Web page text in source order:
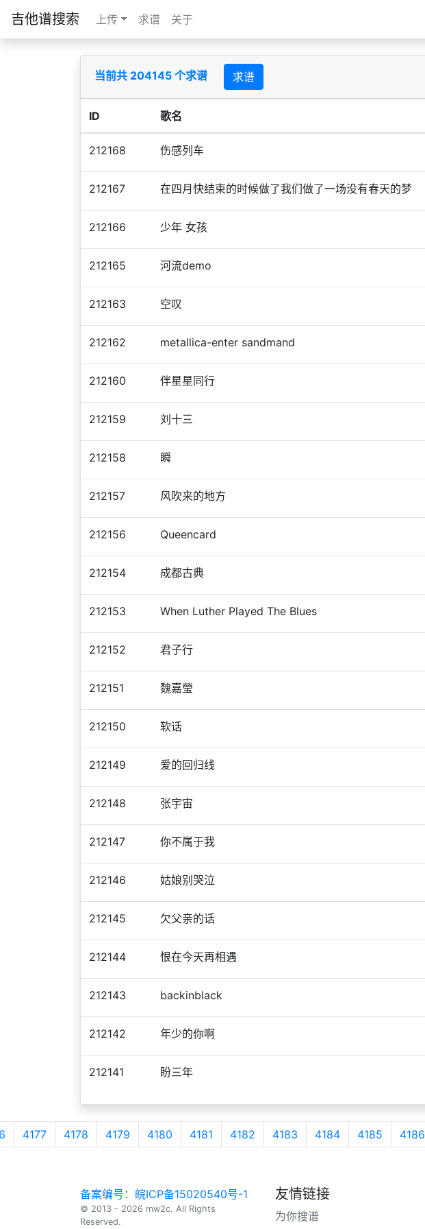
吉他谱搜索 上传 求谱 关于
当前共 204145 个求谱 求谱
ID 歌名
212168 伤感列车
212167 在四月快结束的时候做了我们做了一场没有春天的梦
212166 少年 女孩
212165 河流demo
212163 空叹
212162 metallica-enter sandmand
212160 伴星星同行
212159 刘十三
212158 瞬
212157 风吹来的地方
212156 Queencard
212154 成都古典
212153 When Luther Played The Blues
212152 君子行
212151 魏嘉瑩
212150 软话
212149 爱的回归线
212148 张宇宙
212147 你不属于我
212146 姑娘别哭泣
212145 欠父亲的话
212144 恨在今天再相遇
212143 backinblack
212142 年少的你啊
212141 盼三年
4177 4178 4179 4180 4181 4182 4183 4184 4185 4186
备案编号：皖ICP备15020540号-1
© 2013 - 2026 mw2c. All Rights
Reserved.
友情链接
为你搜谱